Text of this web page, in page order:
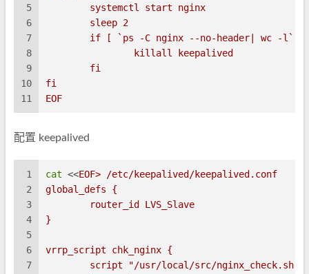
5
6
7
8
9
10
11
	systemctl start nginx
	sleep 2
if [ `ps -C nginx --no-header| wc -l`
		killall keepalived
	fi
fi
EOF
配置 keepalived
1
2
3
4
5
6
7
cat <<EOF> /etc/keepalived/keepalived.conf
global_defs {
	router_id LVS_Slave
}
vrrp_script chk_nginx {
	script "/usr/local/src/nginx_check.sh"